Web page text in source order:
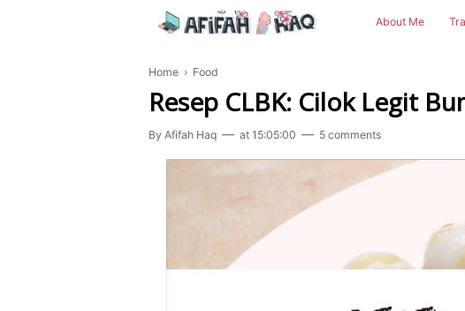
About Me
Home › Food
Resep CLBK: Cilok Legit
By Afifah Haq at 15:05:00 5 comments